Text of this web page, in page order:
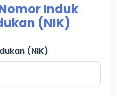
Induk
(NIK)
(NIK)